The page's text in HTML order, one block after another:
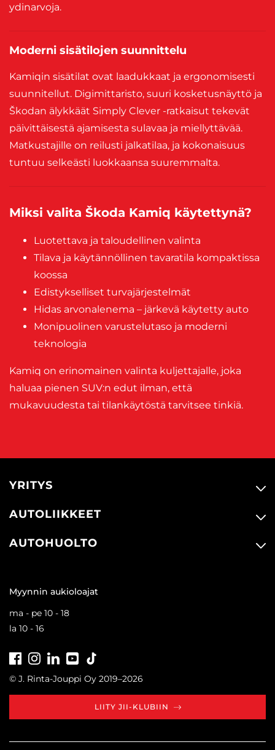
ydinarvoja.
Moderni sisätilojen suunnittelu
Kamiqin sisätilat ovat laadukkaat ja ergonomisesti
suunnitellut. Digimittaristo, suuri kosketusnäyttö ja
Škodan älykkäät Simply Clever -ratkaisut tekevät
päivittäisestä ajamisesta sulavaa ja miellyttävää.
Matkustajille on reilusti jalkatilaa, ja kokonaisuus
tuntuu selkeästi luokkaansa suuremmalta.
Miksi valita Škoda Kamiq käytettynä?
Luotettava ja taloudellinen valinta
Tilava ja käytännöllinen tavaratila kompaktissa
koossa
Edistykselliset turvajärjestelmät
Hidas arvonalenema – järkevä käytetty auto
Monipuolinen varustelutaso ja moderni
teknologia
Kamiq on erinomainen valinta kuljettajalle, joka
haluaa pienen SUV:n edut ilman, että
mukavuudesta tai tilankäytöstä tarvitsee tinkiä.
YRITYS
AUTOLIIKKEET
AUTOHUOLTO
Myynnin aukioloajat
ma - pe 10 - 18
la 10 - 16
FacebookInstagramLinkedInYoutube
© J. Rinta-Jouppi Oy 2019–2026
LIITY JII-KLUBIIN